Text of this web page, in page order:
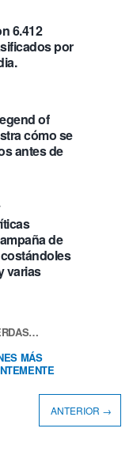
6.412
por
of
cómo se
antes de
de
varias
MÁS
ANTERIOR →